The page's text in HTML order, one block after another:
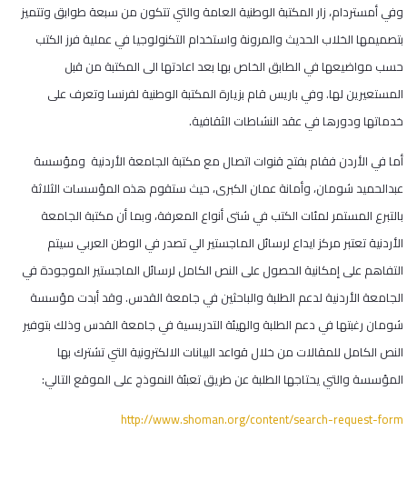
وفي أمستردام، زار المكتبة الوطنية العامة والتي تتكون من سبعة طوابق وتتميز
بتصميمها الخلاب الحديث والمرونة واستخدام التكنولوجيا في عملية فرز الكتب
حسب مواضيعها في الطابق الخاص بها بعد اعادتها الى المكتبة من قبل
المستعيرين لها. وفي باريس قام بزيارة المكتبة الوطنية لفرنسا وتعرف على
خدماتها ودورها في عقد النشاطات الثقافية.
أما في الأردن فقام بفتح قنوات اتصال مع مكتبة الجامعة الأردنية ومؤسسة
عبدالحميد شومان، وأمانة عمان الكبرى، حيث ستقوم هذه المؤسسات الثلاثة
بالتبرع المستمر لمئات الكتب في شتى أنواع المعرفة، وبما أن مكتبة الجامعة
الأردنية تعتبر مركز ايداع لرسائل الماجستير الي تصدر في الوطن العربي سيتم
التفاهم على إمكانية الحصول على النص الكامل لرسائل الماجستير الموجودة في
الجامعة الأردنية لدعم الطلبة والباحثين في جامعة القدس. وقد أبدت مؤسسة
شومان رغبتها في دعم الطلبة والهيئة التدريسية في جامعة القدس وذلك بتوفير
النص الكامل للمقالات من خلال قواعد البيانات الالكترونية التي تشترك بها
المؤسسة والتي يحتاجها الطلبة عن طريق تعبئة النموذج على الموقع التالي:
http://www.shoman.org/content/search-request-form